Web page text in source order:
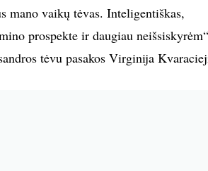
mano vaikų tėvas. Inteligentiškas,
prospekte ir daugiau
tėvu pasakos Virginija